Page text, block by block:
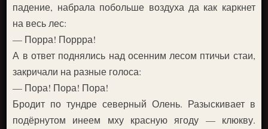
падение, набрала побольше воздуха да как каркнет
на весь лес:
— Порра! Поррра!
А в ответ поднялись над осенним лесом птичьи стаи,
закричали на разные голоса:
— Пора! Пора! Пора!
Бродит по тундре северный Олень. Разыскивает в
подёрнутом инеем мху красную ягоду — клюкву.